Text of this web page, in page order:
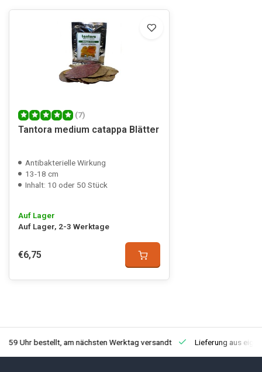
(7)
Tantora medium catappa Blätter
Antibakterielle Wirkung
13-18 cm
Inhalt: 10 oder 50 Stück
Auf Lager
Auf Lager, 2-3 Werktage
€6,75
Uhr bestellt, am nächsten Werktag versandt Lieferung aus